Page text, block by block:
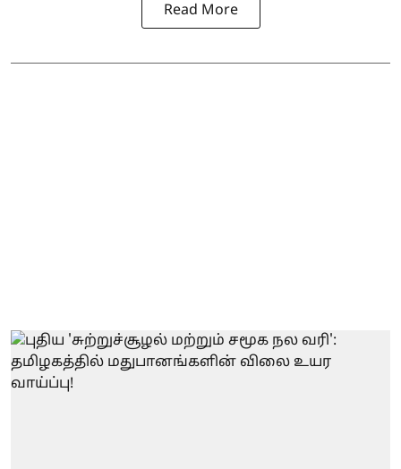
Read More